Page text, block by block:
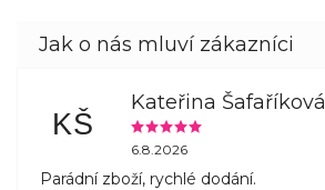
KŠ
Kateřina Šafaříková
6.8.2026
Parádní zboží, rychlé dodání.